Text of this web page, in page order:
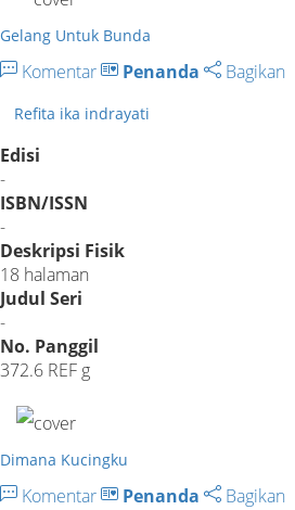
Gelang Untuk Bunda
Komentar Penanda Bagikan
Refita ika indrayati
Edisi
-
ISBN/ISSN
-
Deskripsi Fisik
18 halaman
Judul Seri
-
No. Panggil
372.6 REF g
Dimana Kucingku
Komentar Penanda Bagikan